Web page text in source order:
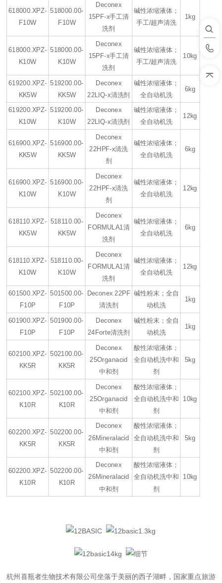
618000.XPZ-
F10W
518000.00-
F10W
Deconex
15PF-x手工清
洗剂
碱性浓缩液体；
手工/超声清洗
1kg
618000.XPZ-
K10W
518000.00-
K10W
Deconex
15PF-x手工清
洗剂
碱性浓缩液体；
手工/超声清洗
10kg
619200.XPZ-
KK5W
519200.00-
KK5W
Deconex
22LIQ-x清洗剂
碱性浓缩液体；
全自动机洗
6kg
619200.XPZ-
K10W
519200.00-
K10W
Deconex
22LIQ-x清洗剂
碱性浓缩液体；
全自动机洗
12kg
616900.XPZ-
KK5W
516900.00-
KK5W
Deconex
22HPF-x清洗
剂
碱性浓缩液体；
全自动机洗
6kg
616900.XPZ-
K10W
516900.00-
K10W
Deconex
22HPF-x清洗
剂
碱性浓缩液体；
全自动机洗
12kg
618110.XPZ-
KK5W
518110.00-
KK5W
Deconex
FORMULA1清
洗剂
碱性浓缩液体；
全自动机洗
6kg
618110.XPZ-
K10W
518110.00-
K10W
Deconex
FORMULA1清
洗剂
碱性浓缩液体；
全自动机洗
12kg
601500.XPZ-
F10P
501500.00-
F10P
Deconex 22PF
清洗剂
碱性粉末；全自
动机洗
1kg
601900.XPZ-
F10P
501900.00-
F10P
Deconex
24Forte清洗剂
碱性粉末；全自
动机洗
1kg
602100.XPZ-
KK5R
502100.00-
KK5R
Deconex
25Organacid
中和剂
酸性浓缩液体；
全自动机洗中和
剂
5kg
602100.XPZ-
K10R
502100.00-
K10R
Deconex
25Organacid
中和剂
酸性浓缩液体；
全自动机洗中和
剂
10kg
602200.XPZ-
KK5R
502200.00-
KK5R
Deconex
26Mineralacid
中和剂
酸性浓缩液体；
全自动机洗中和
剂
5kg
602200.XPZ-
K10R
502200.00-
K10R
Deconex
26Mineralacid
中和剂
酸性浓缩液体；
全自动机洗中和
剂
10kg
杭州喜瓶者生物技术有限公司坐落于美丽的西子湖畔，国家重点旅游